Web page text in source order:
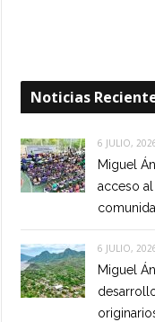
Noticias
6 JULIO,
Miguel
acceso
6 JULIO,
Miguel